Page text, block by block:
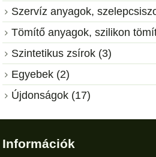
Szervíz anyagok,
Tömítő anyagok, szilikon
Szintetikus zsírok (3)
Egyebek (2)
Újdonságok (17)
Információk